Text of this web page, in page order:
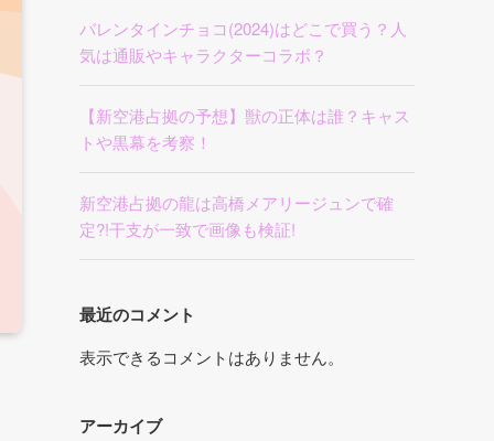
バレンタインチョコ(2024)はどこで買う？人
気は通販やキャラクターコラボ？
【新空港占拠の予想】獣の正体は誰？キャス
トや黒幕を考察！
新空港占拠の龍は高橋メアリージュンで確
定?!干支が一致で画像も検証!
最近のコメント
表示できるコメントはありません。
アーカイブ